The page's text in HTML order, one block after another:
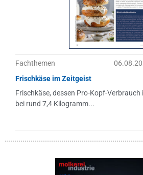
Fachthemen
Frischkäse im Zeitgeist
Frischkäse, dessen Pro-Kopf-
bei rund 7,4 Kilogramm...